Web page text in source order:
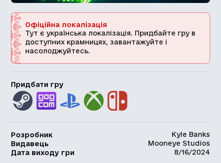
Офіційна локалізація
Тут є українська локалізація. Придбайте гру в
доступних крамницях, завантажуйте і
насолоджуйтесь.
Придбати гру
Розробник
Kyle Banks
Видавець
Mooneye Studios
Дата виходу гри
8/16/2024